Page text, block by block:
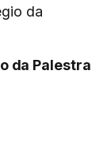
da
da Palestra